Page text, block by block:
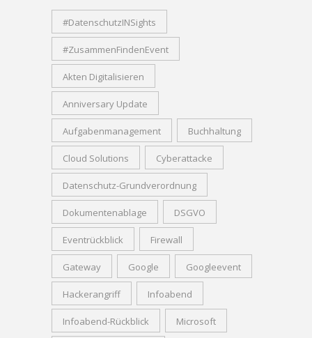
#DatenschutzINSights
#ZusammenFindenEvent
Akten Digitalisieren
Anniversary Update
Aufgabenmanagement Buchhaltung
Cloud Solutions Cyberattacke
Datenschutz-Grundverordnung
Dokumentenablage DSGVO
Eventrückblick Firewall
Gateway Google Googleevent
Hackerangriff Infoabend
Infoabend-Rückblick Microsoft